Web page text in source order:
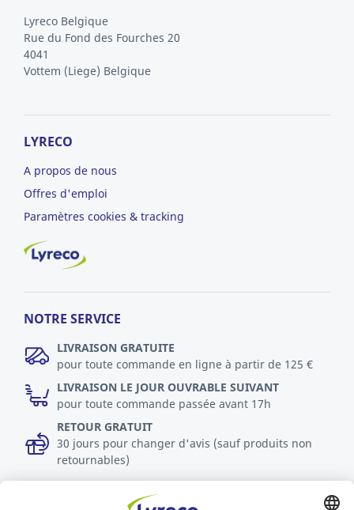
Lyreco Belgique
Rue du Fond des Fourches 20
4041
Vottem (Liege) Belgique
LYRECO
A propos de nous
Offres d'emploi
Paramètres cookies & tracking
NOTRE SERVICE
LIVRAISON GRATUITE
pour toute commande en ligne à partir de 125 €
LIVRAISON LE JOUR OUVRABLE SUIVANT
pour toute commande passée avant 17h
RETOUR GRATUIT
30 jours pour changer d'avis (sauf produits non
retournables)